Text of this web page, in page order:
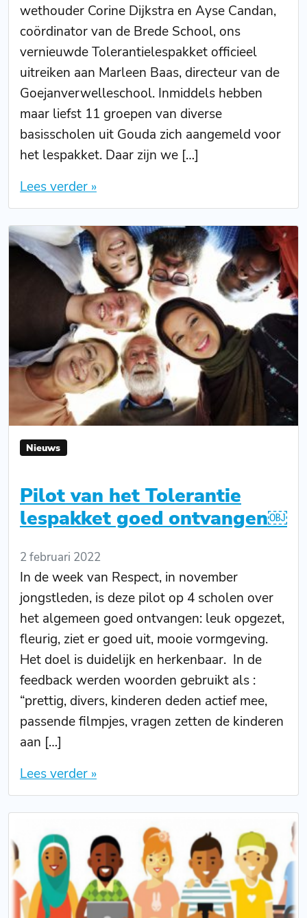
wethouder Corine Dijkstra en Ayse Candan,
coördinator van de Brede School, ons
vernieuwde Tolerantielespakket officieel
uitreiken aan Marleen Baas, directeur van de
Goejanverwelleschool. Inmiddels hebben
maar liefst 11 groepen van diverse
basisscholen uit Gouda zich aangemeld voor
het lespakket. Daar zijn we […]
Lees verder »
Nieuws
Pilot van het Tolerantie
lespakket goed ontvangen￼
2 februari 2022
In de week van Respect, in november
jongstleden, is deze pilot op 4 scholen over
het algemeen goed ontvangen: leuk opgezet,
fleurig, ziet er goed uit, mooie vormgeving.
Het doel is duidelijk en herkenbaar. In de
feedback werden woorden gebruikt als :
“prettig, divers, kinderen deden actief mee,
passende filmpjes, vragen zetten de kinderen
aan […]
Lees verder »